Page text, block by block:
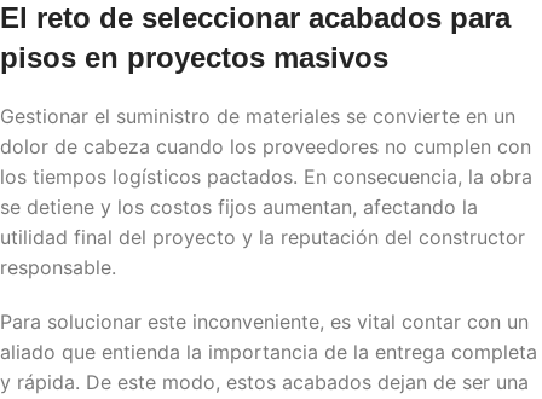
El reto de seleccionar acabados para
pisos en proyectos masivos
Gestionar el suministro de materiales se convierte en un
dolor de cabeza cuando los proveedores no cumplen con
los tiempos logísticos pactados. En consecuencia, la obra
se detiene y los costos fijos aumentan, afectando la
utilidad final del proyecto y la reputación del constructor
responsable.
Para solucionar este inconveniente, es vital contar con un
aliado que entienda la importancia de la entrega completa
y rápida. De este modo, estos acabados dejan de ser una